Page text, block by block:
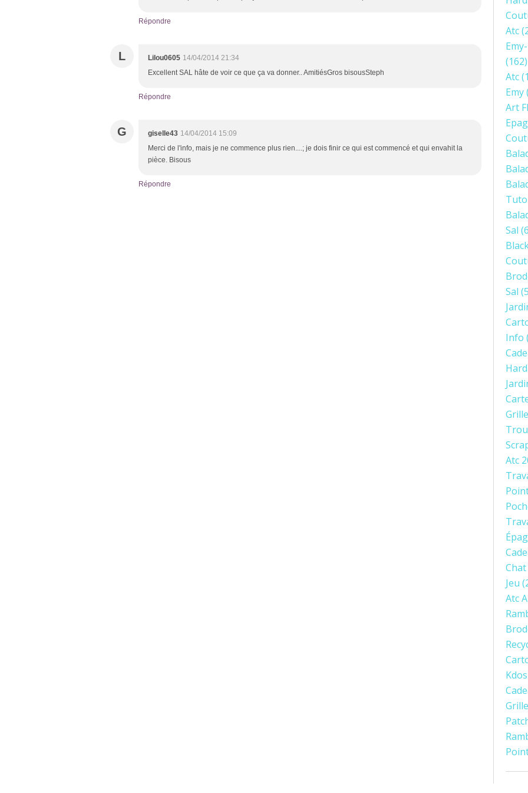
Répondre
L Lilou0605 14/04/2014 21:34
Excellent SAL hâte de voir ce que ça va donner.. AmitiésGros bisousSteph
Répondre
G giselle43 14/04/2014 15:09
Merci de l'info, mais je ne commence plus rien....; je dois finir ce qui est commencé et qui envahit la
pièce. Bisous
Répondre
Atc
(162)
Atc
Emy
Art
Tuto
Sal
Sal
Info
Atc
Chat
Jeu
Atc